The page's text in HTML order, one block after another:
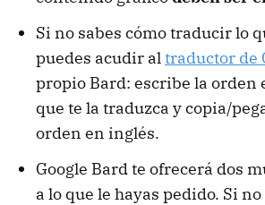
Si no sabes cómo traducir lo
puedes acudir altraductor de
propio Bard: escribe la orden
que te la traduzca y copia/
orden en inglés.
Google Bard te ofrecerá dos
a lo que le hayas pedido. Si